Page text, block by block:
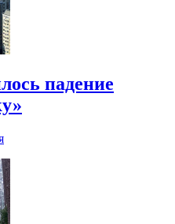
падение